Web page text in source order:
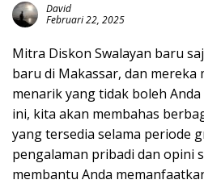
David
Februari 22, 2025
Mitra Diskon Swalayan baru
baru di Makassar, dan mereka
menarik yang tidak boleh
ini, kita akan membahas
yang tersedia selama periode
pengalaman pribadi dan opini
membantu Anda